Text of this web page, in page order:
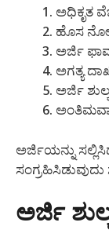
ಅಧಿಕೃತ
ಹೊಸ
ಅರ್ಜಿ
ಅಗತ್ಯ
ಅರ್ಜಿ
ಅರ್ಜಿಯನ್ನು
ಸಂಗ್ರಹಿಸಿಡುವುದು
ಅರ್ಜಿ